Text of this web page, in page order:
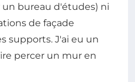
un bureau d'études) ni
de façade
supports. J'ai eu un
percer un mur en